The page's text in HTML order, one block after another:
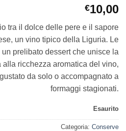
€10,00
tra il dolce delle pere e il sapore
un vino tipico della Liguria. Le
un prelibato dessert che unisce la
alla ricchezza aromatica del vino,
da solo o accompagnato a
formaggi stagionati.
Esaurito
Categoria: Conserve